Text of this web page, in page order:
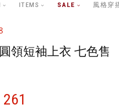
ITEMS SALE 風格穿
領短袖上衣 七色售
261